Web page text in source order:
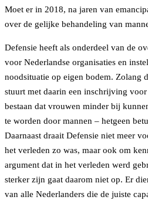
Moet er in 2018, na jaren van
over de gelijke behandeling van
Defensie heeft als onderdeel van de
voor Nederlandse organisaties en
noodsituatie op eigen bodem. Zolang
stuurt met daarin een inschrijving
bestaan dat vrouwen minder bij
te worden door mannen – hetgeen
Daarnaast draait Defensie niet meer
het verleden zo was, maar ook om
argument dat in het verleden werd
sterker zijn gaat daarom niet op. Er
van alle Nederlanders die de juiste